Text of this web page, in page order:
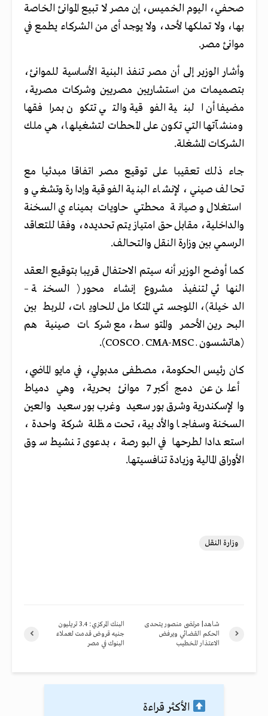
صحفي، اليوم الخميس، إن مصر لا تبيع الموانئ الخاصة
بها، ولا تملكها لأحد، ولا يوجد أى من الشركاء يطمع في
موانئ مصر.
وأشار الوزير إلى أن مصر تنفذ البنية الأساسية للموانئ،
بتصميمات من استشاريين مصريين وشركات مصرية،
مضيفا أن البنية الفوقية والتي تتكون بمرافقها
ومنشآتها التي تكون على المحطات لتشغيلها، هي ملك
الشركات المشغلة.
جاء ذلك تعقيبا على توقيع مصر اتفاقا مبدئيا مع
تحالف صيني، لإنشاء البنية الفوقية وإدارة وتشغي و
استغلال و صيانة محطتي حاويات بميناءي السخنة
والداخلية، مقابل حق امتياز يتم تحديده، وفقا للتعاقد
الرسمي بين وزارة النقل والتحالف.
كما أوضح الوزير أنه سيتم الاحتفال قريبا بتوقيع العقد
النهائي لتنفيذ مشروع إنشاء محور (السخنة –
الدخيلة)، اللوجستي المتكامل للحاويات، للربط بين
البحرين الأحمر والمتوسط، مع شركات صينية هم
(هاتشسون ـ CMA-MSC ـ COSCO).
كان رئيس الحكومة، مصطفى مدبولي، في مايو الماضي،
أعلن عن دمج أكبر 7 موانئ بحرية، وهي دمياط
والإسكندرية وشرق بورسعيد وغرب بورسعيد والعين
السخنة وسفاجا والأدبية، تحت مظلة شركة واحدة،
استعدادا لطرحها في البورصة، بدعوى تنشيط سوق
الأوراق المالية وزيادة تنافسيتها.
وزارة النقل
البنك المركزي: 3.4 تريليون
جنيه قروض قدمت لعملاء
البنوك في مصر
شاهد| مرتضى منصور يتحدى
الحكم القضائي ويرفض
الاعتذار للخطيب
الأكثر قراءة